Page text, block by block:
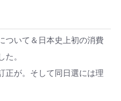
ついて＆日本史上初の消費
た。
正が。そして同日選には理